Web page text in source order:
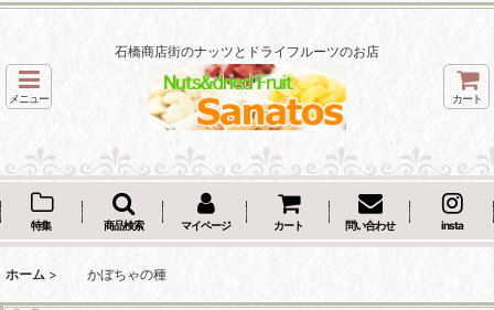
石橋商店街のナッツとドライフルーツのお店
メニュー カート
特集 商品検索 マイページ カート 問い合わせ insta
ホーム > かぼちゃの種